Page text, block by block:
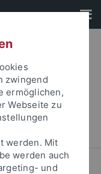
des
zwingend
ermöglichen,
Webseite zu
werden. Mit
werden auch
und